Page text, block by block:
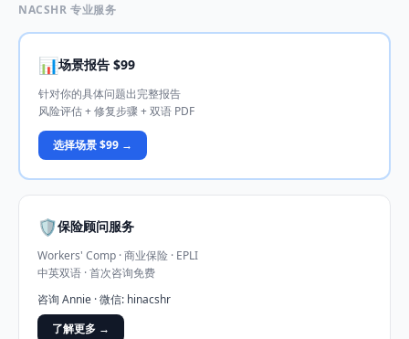
NACSHR 专业服务
📊场景报告 $99
针对你的具体问题出完整报告
风险评估 + 修复步骤 + 双语 PDF
选择场景 $99 →
🛡️保险顾问服务
Workers' Comp · 商业保险 · EPLI
中英双语 · 首次咨询免费
咨询 Annie · 微信: hinacshr
了解更多 →